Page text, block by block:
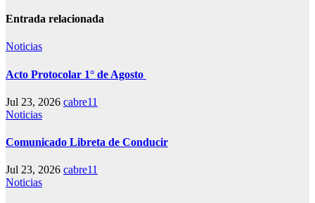
Entrada relacionada
Noticias
Acto Protocolar 1° de Agosto
Jul 23, 2026 cabre11
Noticias
Comunicado Libreta de Conducir
Jul 23, 2026 cabre11
Noticias